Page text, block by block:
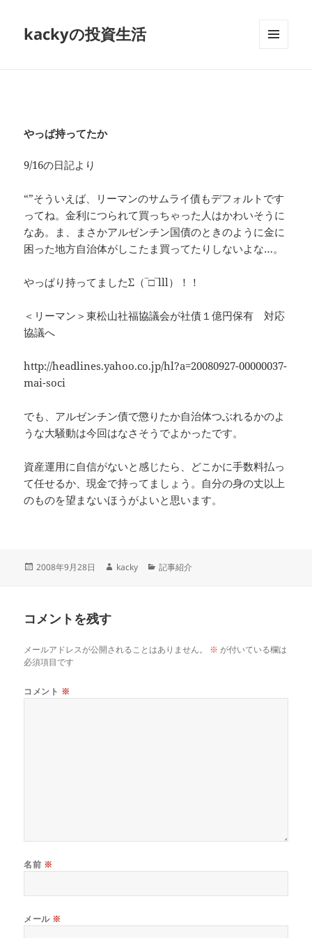
kackyの投資生活
やっぱ持ってたか
9/16の日記より
“”そういえば、リーマンのサムライ債もデフォルトです
ってね。金利につられて買っちゃった人はかわいそうに
なあ。ま、まさかアルゼンチン国債のときのように金に
困った地方自治体がしこたま買ってたりしないよな…。
やっぱり持ってましたΣ（‾□‾lll）！！
＜リーマン＞東松山社福協議会が社債１億円保有 対応
協議へ
http://headlines.yahoo.co.jp/hl?a=20080927-00000037-
mai-soci
でも、アルゼンチン債で懲りたか自治体つぶれるかのよ
うな大騒動は今回はなさそうでよかったです。
資産運用に自信がないと感じたら、どこかに手数料払っ
て任せるか、現金で持ってましょう。自分の身の丈以上
のものを望まないほうがよいと思います。
投
2008年9月28日
作
kacky
カ
記事紹介
コメントを残す
メールアドレスが公開されることはありません。 ※ が付いている欄は
必須項目です
コメント ※
名前 ※
メール ※